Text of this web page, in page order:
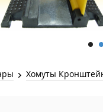
Хомуты